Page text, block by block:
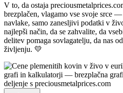
V to, da ostaja
brezplačen, vlagamo vse svoje srce
navlake, samo zanesljivi podatki v
najlepši način, da se zahvalite, da
delitev pomaga sovlagatelju, da nas
življenju. 💛